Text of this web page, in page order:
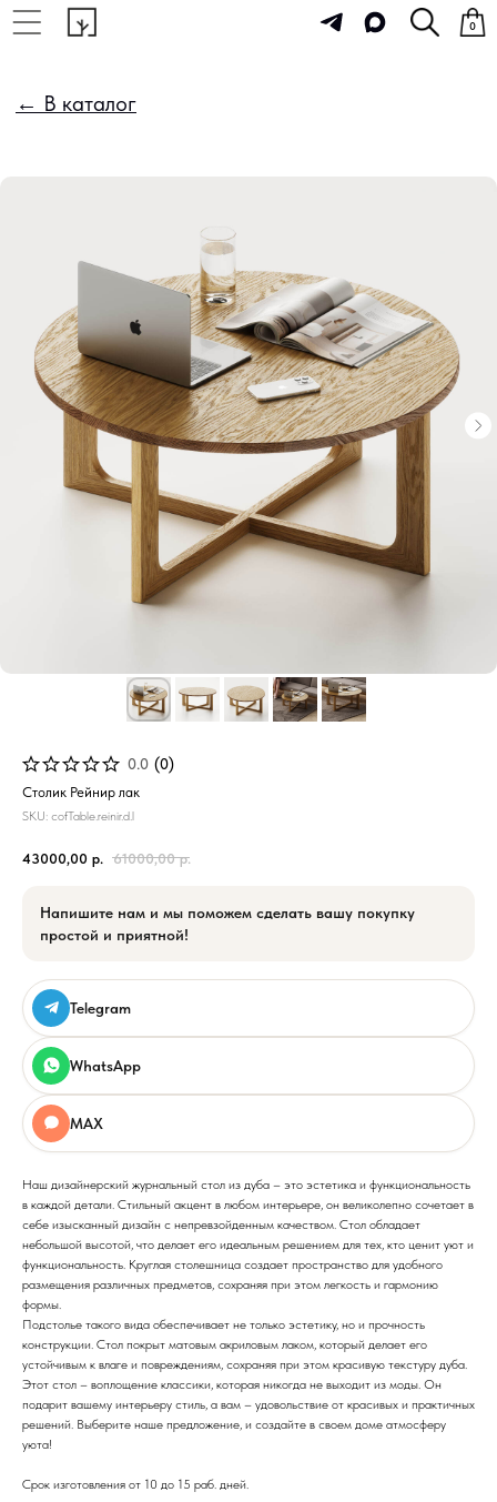
0
0.0 (0)
Столик Рейнир лак
SKU: cofTable.reinir.d.l
43000,00 р. 61000,00 р.
Напишите нам и мы поможем сделать вашу покупку
простой и приятной!
Telegram
WhatsApp
MAX
Наш дизайнерский журнальный стол из дуба – это эстетика и функциональность
в каждой детали. Стильный акцент в любом интерьере, он великолепно сочетает в
себе изысканный дизайн с непревзойденным качеством. Стол обладает
небольшой высотой, что делает его идеальным решением для тех, кто ценит уют и
функциональность. Круглая столешница создает пространство для удобного
размещения различных предметов, сохраняя при этом легкость и гармонию
формы.
Подстолье такого вида обеспечивает не только эстетику, но и прочность
конструкции. Стол покрыт матовым акриловым лаком, который делает его
устойчивым к влаге и повреждениям, сохраняя при этом красивую текстуру дуба.
Этот стол – воплощение классики, которая никогда не выходит из моды. Он
подарит вашему интерьеру стиль, а вам – удовольствие от красивых и практичных
решений. Выберите наше предложение, и создайте в своем доме атмосферу
уюта!
Срок изготовления от 10 до 15 раб. дней.